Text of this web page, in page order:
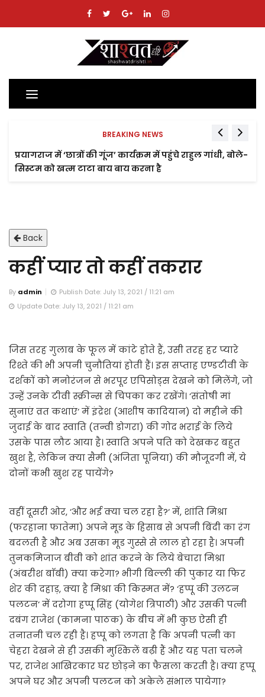
Toggle
navigation
BREAKING NEWS
प्रयागराज में ‘छात्रों की गूंज’ कार्यक्रम में पहुंचे राहुल गांधी, बोले-
सिस्टम को खत्म टाटा बाय बाय करना है
Back
कहीं प्यार तो कहीं तकरार
By admin
Publish Date: July 13, 2021 / 11:21 am
Update Date: July 13, 2021 / 11:21 am
जिस तरह गुलाब के फूल में कांटे होते हैं, उसी तरह हर प्यारे
रिश्ते की भी अपनी चुनौतियां होती हैं। इस सप्ताह एण्डटीवी के
दर्शकों को मनोरंजन से भरपूर एपिसोड्स देखने को मिलेंगे, जो
उन्हें उनके टीवी स्क्रीन्स से चिपका कर रखेंगे। ‘संतोषी मां
सुनाएं व्रत कथाएं‘ में इंद्रेश (आशीष कादियान) दो महीने की
जुदाई के बाद स्वाति (तन्वी डोगरा) की गोद भराई के लिये
उसके पास लौट आया है। स्वाति अपने पति को देखकर बहुत
खुश है, लेकिन क्या सैमी (अंजिता पूनिया) की मौजूदगी में, ये
दोनों कभी खुश रह पायेंगे?
वहीं दूसरी ओर, ‘और भई क्या चल रहा है?‘ में, शांति मिश्रा
(फरहाना फातेमा) अपने मूड के हिसाब से अपनी बिंदी का रंग
बदलती है और अब उसका मूड गुस्से से लाल हो रहा है। अपनी
तुनकमिजाज बीवी को शांत करने के लिये बेचारा मिश्रा
(अंबरीश बाॅबी) क्या करेगा? भीगी बिल्ली की पुकार या फिर
शेर की दहाड़, क्या है मिश्रा की किस्मत में? ‘हप्पू की उलटन
पलटन‘ में दरोगा हप्पू सिंह (योगेश त्रिपाठी) और उसकी पत्नी
दबंग राजेश (कामना पाठक) के बीच में भी कुछ ऐसी ही
तनातनी चल रही है। हप्पू को लगता है कि अपनी पत्नी का
चेहरा देखने से ही उसकी मुश्किलें बढ़ी हैं और यह पता चलने
पर, राजेश आखिरकार घर छोड़ने का फैसला करती है। क्या हप्पू
अपने घर और अपनी पलटन को अकेले संभाल पायेगा?